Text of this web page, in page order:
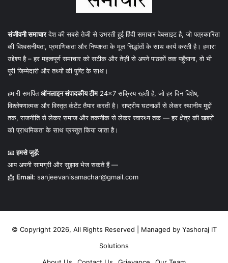
संजीवनी समाचारदेश की सबसे तेजी से उभरती हुई हिंदी समाचार वेबसाइट है, जो पत्रकारिता
की विश्वसनीयता, प्रमाणिकता और निष्पक्षता के मूल सिद्धांतों के साथ कार्य करती है। हमारा
उद्देश्य है – हर महत्वपूर्ण समाचार को सटीक और तेज़ी से अपने पाठकों तक पहुँचाना, वो भी
पूरी जिम्मेदारी और तथ्यों की पुष्टि के साथ।
हमारी समर्पितऑनलाइन संपादकीय टीम24×7 सक्रिय रहती है, जो हर दिन विशेष,
विश्लेषणात्मक और विस्तृत कंटेंट तैयार करती है। राष्ट्रीय घटनाओं से लेकर स्थानीय मुद्दों
तक, राजनीति से लेकर समाज और तकनीक से लेकर स्वास्थ्य तक — हर क्षेत्र की खबरों
को प्राथमिकता के साथ प्रस्तुत किया जाता है।
📧हमसे जुड़ें:
आप अपनी सामग्री और सुझाव भेज सकते हैं —
📩 Email: sanjeevanisamachar@gmail.com
© Copyright 2026, All Rights Reserved | Managed by Yashoraj IT
Solutions